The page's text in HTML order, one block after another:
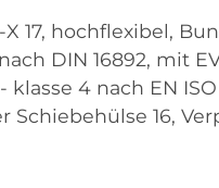
17, hochflexibel,
DIN 16892, mit
4 nach EN ISO
Schiebehülse 16,